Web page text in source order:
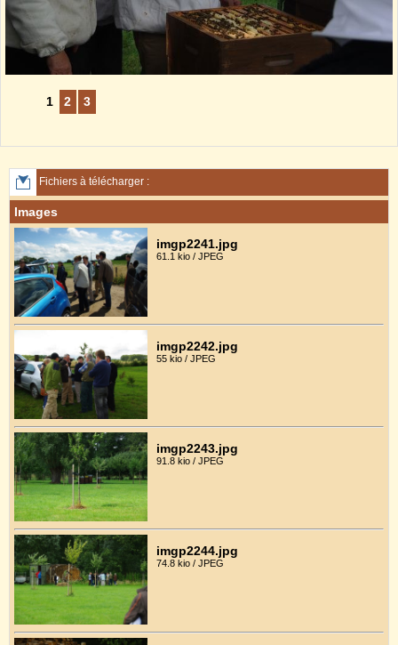
1 2 3
Fichiers à télécharger :
Images
imgp2241.jpg
61.1 kio / JPEG
imgp2242.jpg
55 kio / JPEG
imgp2243.jpg
91.8 kio / JPEG
imgp2244.jpg
74.8 kio / JPEG